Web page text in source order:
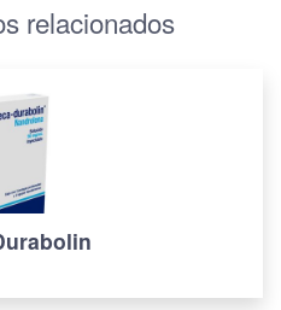
relacionados